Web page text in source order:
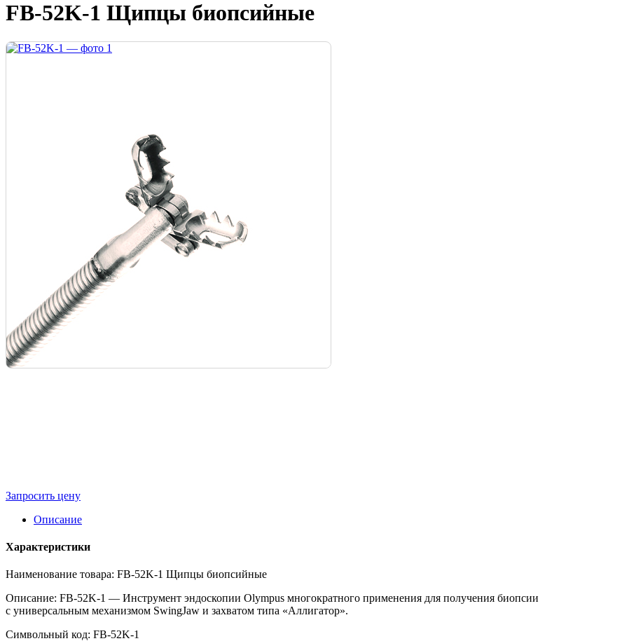
FB-52K-1 Щипцы биопсийные
Запросить цену
Описание
Характеристики
Наименование товара: FB-52K-1 Щипцы биопсийные
Описание: FB-52K-1 — Инструмент эндоскопии Olympus многократного применения для получения биопсии
с универсальным механизмом SwingJaw и захватом типа «Аллигатор».
Символьный код: FB-52K-1